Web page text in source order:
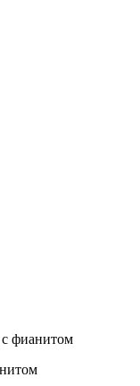
с фианитом